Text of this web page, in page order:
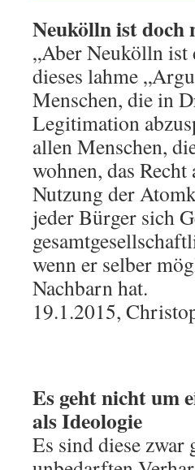
Neukölln ist doch
„Aber Neukölln
dieses lahme
Menschen, die in
Legitimation
allen Menschen,
wohnen, das
Nutzung der
jeder Bürger sich
wenn er selber
Nachbarn hat.
19.1.2015,
Es geht nicht um
als Ideologie
Es sind diese zwar